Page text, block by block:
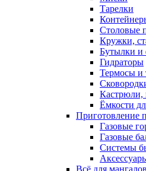
Тарелки
Столовые
Кружки,
Бутылки и
Гидраторы
Термосы и
Кастрюли,
Ёмкости
Приготовление
Газовые
Газовые
Системы
Всё для